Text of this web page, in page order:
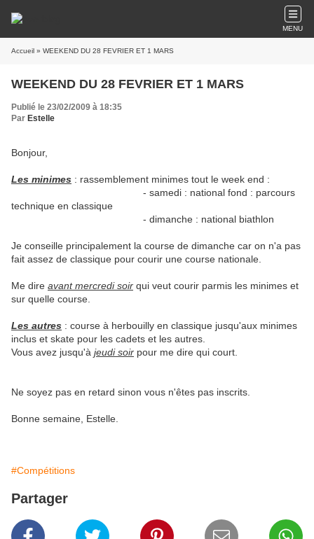
MENU
Accueil » WEEKEND DU 28 FEVRIER ET 1 MARS
WEEKEND DU 28 FEVRIER ET 1 MARS
Publié le 23/02/2009 à 18:35
Par Estelle
Bonjour,
Les minimes : rassemblement minimes tout le week end :
- samedi : national fond : parcours
technique en classique
- dimanche : national biathlon
Je conseille principalement la course de dimanche car on n'a pas
fait assez de classique pour courir une course nationale.
Me dire avant mercredi soir qui veut courir parmis les minimes et
sur quelle course.
Les autres : course à herbouilly en classique jusqu'aux minimes
inclus et skate pour les cadets et les autres.
Vous avez jusqu'à jeudi soir pour me dire qui court.
Ne soyez pas en retard sinon vous n'êtes pas inscrits.
Bonne semaine, Estelle.
#Compétitions
Partager